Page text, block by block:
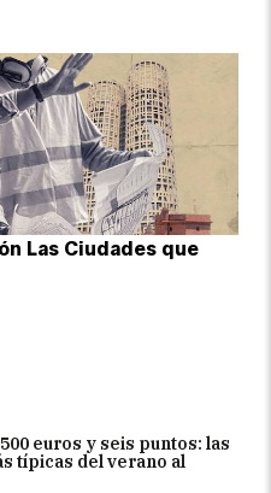
euros y seis puntos: las
típicas del verano al
Las Ciudades que